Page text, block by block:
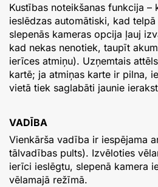
Kustības noteikšanas funkcija –
ieslēdzas automātiski, kad
slepenās kameras opcija ļauj
kad nekas nenotiek, taupīt
ierīces atmiņu). Uzņemtais
kartē; ja atmiņas karte ir pilna,
vietā tiek saglabāti jaunie
VADĪBA
Vienkārša vadība ir iespējama
tālvadības pults). Izvēloties
ierīci ieslēgtu, slepenā kamera
vēlamajā režīmā.